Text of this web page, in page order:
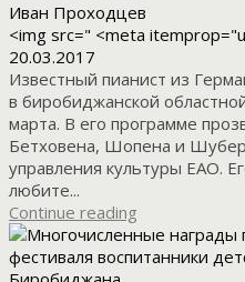
Иван Проходцев
<img src=" <meta
20.03.2017
Известный пианист из
в биробиджанской
марта. В его программе
Бетховена, Шопена и
управления культуры ЕАО.
любите...
Continue reading